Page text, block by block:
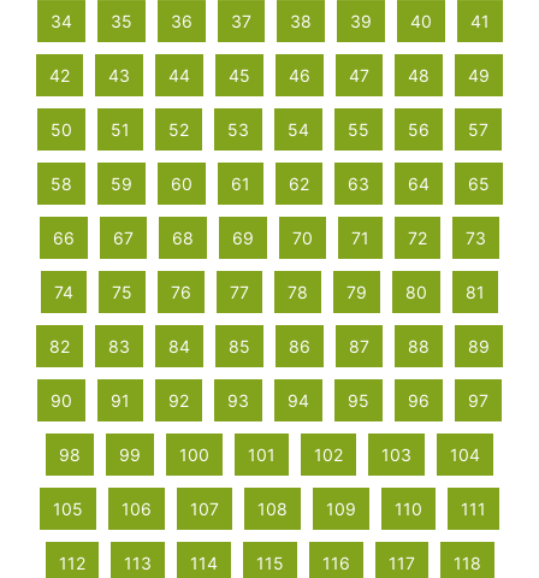
34 35 36 37 38 39 40 41
42 43 44 45 46 47 48 49
50 51 52 53 54 55 56 57
58 59 60 61 62 63 64 65
66 67 68 69 70 71 72 73
74 75 76 77 78 79 80 81
82 83 84 85 86 87 88 89
90 91 92 93 94 95 96 97
98 99 100 101 102 103 104
105 106 107 108 109 110 111
112 113 114 115 116 117 118